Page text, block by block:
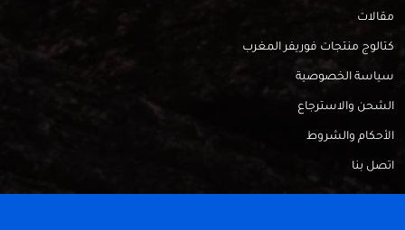
مقالات
كتالوج منتجات فوريفر المغرب
سياسة الخصوصية
الشحن والاسترجاع
الأحكام والشروط
اتصل بنا